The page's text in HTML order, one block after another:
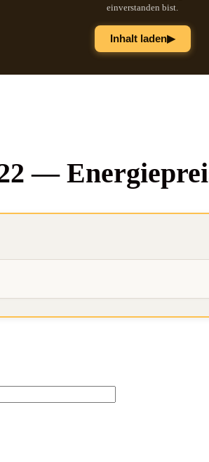
einverstanden bist.
Inhalt laden▶
—